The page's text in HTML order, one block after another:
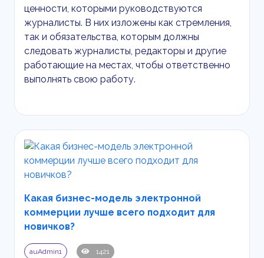
ценности, которыми руководствуются
журналисты. В них изложены как стремления,
так и обязательства, которым должны
следовать журналисты, редакторы и другие
работающие на местах, чтобы ответственно
выполнять свою работу.
Какая бизнес-модель электронной
коммерции лучше всего подходит для
новичков?
auAdmin1 1421